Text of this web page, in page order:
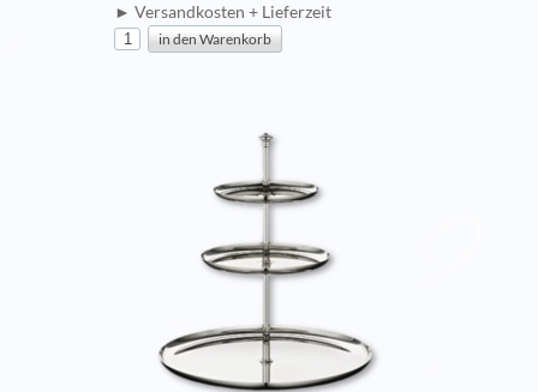
► Versandkosten + Lieferzeit